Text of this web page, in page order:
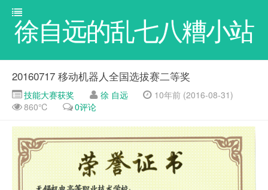
徐自远的乱七八糟小站
20160717 移动机器人全国选拔赛二等奖
技能大赛获奖 徐 自远
10年前 (2016-08-31)
860℃
0评论